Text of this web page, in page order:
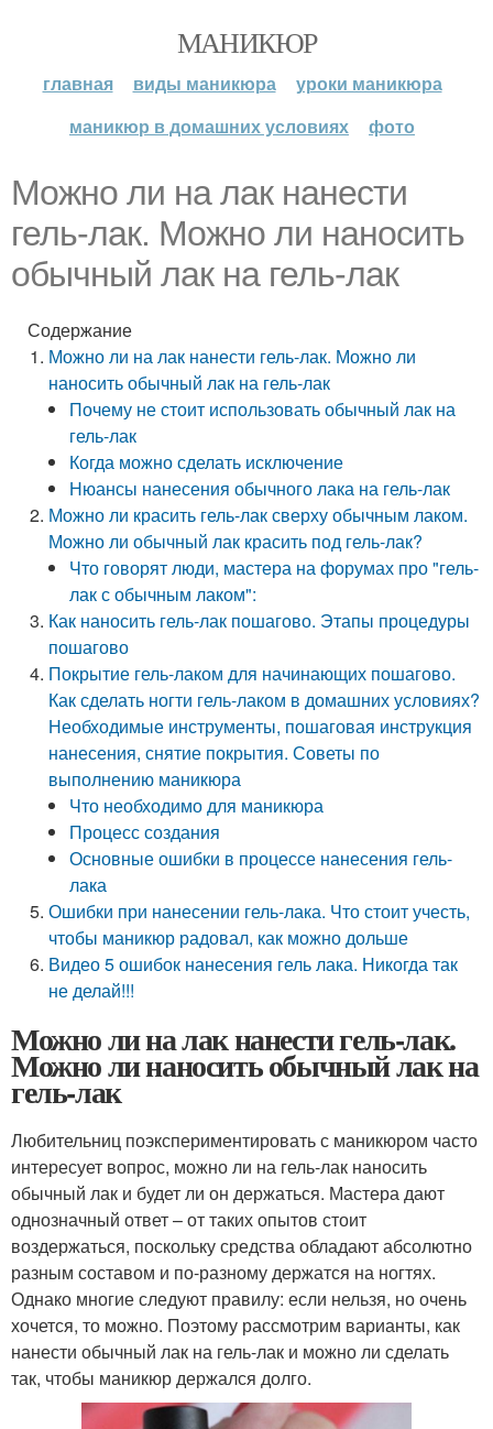
МАНИКЮР
главная виды маникюра
уроки маникюра
маникюр в домашних условиях
фото
Можно ли на лак нанести
гель-лак. Можно ли наносить
обычный лак на гель-лак
Содержание
Можно ли на лак нанести гель-лак. Можно ли
наносить обычный лак на гель-лак
Почему не стоит использовать обычный лак на
гель-лак
Когда можно сделать исключение
Нюансы нанесения обычного лака на гель-лак
Можно ли красить гель-лак сверху обычным лаком.
Можно ли обычный лак красить под гель-лак?
Что говорят люди, мастера на форумах про "гель-
лак с обычным лаком":
Как наносить гель-лак пошагово. Этапы процедуры
пошагово
Покрытие гель-лаком для начинающих пошагово.
Как сделать ногти гель-лаком в домашних условиях?
Необходимые инструменты, пошаговая инструкция
нанесения, снятие покрытия. Советы по
выполнению маникюра
Что необходимо для маникюра
Процесс создания
Основные ошибки в процессе нанесения гель-
лака
Ошибки при нанесении гель-лака. Что стоит учесть,
чтобы маникюр радовал, как можно дольше
Видео 5 ошибок нанесения гель лака. Никогда так
не делай!!!
Можно ли на лак нанести гель-лак.
Можно ли наносить обычный лак на
гель-лак
Любительниц поэкспериментировать с маникюром часто
интересует вопрос, можно ли на гель-лак наносить
обычный лак и будет ли он держаться. Мастера дают
однозначный ответ – от таких опытов стоит
воздержаться, поскольку средства обладают абсолютно
разным составом и по-разному держатся на ногтях.
Однако многие следуют правилу: если нельзя, но очень
хочется, то можно. Поэтому рассмотрим варианты, как
нанести обычный лак на гель-лак и можно ли сделать
так, чтобы маникюр держался долго.